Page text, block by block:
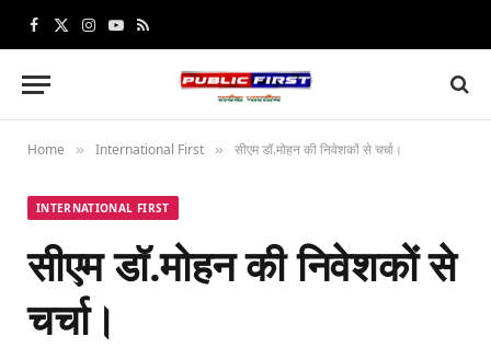
Facebook
X
Instagram
YouTube
RSS
Home » International First » सीएम डॉ.मोहन की निवेशकों से चर्चा।
INTERNATIONAL FIRST
सीएम डॉ.मोहन की निवेशकों से
चर्चा।